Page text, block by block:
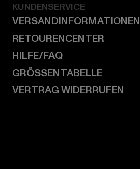
KUNDENSERVICE
VERSANDINFORMATIONEN
RETOURENCENTER
HILFE/FAQ
GRÖSSENTABELLE
VERTRAG WIDERRUFEN